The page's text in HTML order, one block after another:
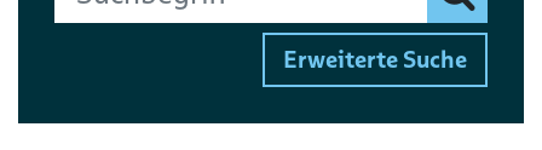
Finden
Erweiterte Suche